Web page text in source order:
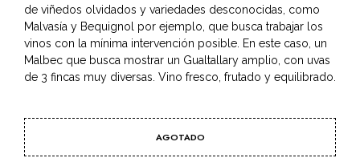
de viñedos olvidados y variedades desconocidas, como
Malvasía y Bequignol por ejemplo, que busca trabajar los
vinos con la mínima intervención posible. En este caso, un
Malbec que busca mostrar un Gualtallary amplio, con uvas
de 3 fincas muy diversas. Vino fresco, frutado y equilibrado.
AGOTADO